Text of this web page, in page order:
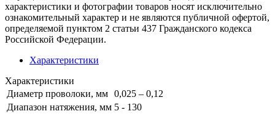
характеристики и фотографии товаров носят исключительно
ознакомительный характер и не являются публичной офертой,
определяемой пунктом 2 статьи 437 Гражданского кодекса
Российской Федерации.
Характеристики
Характеристики
Диаметр проволоки, мм 0,025 – 0,12
Диапазон натяжения, мм 5 - 130